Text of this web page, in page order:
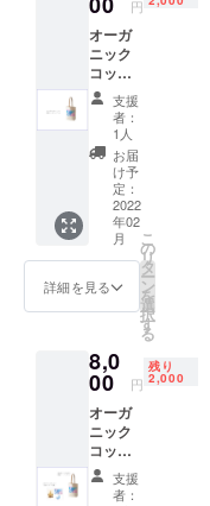
ら、「売れ
残り」の概
念は御座い
ません。そ
れ故に商品
の時間経過
による値下
げや廃棄は
致しませ
ん。
身に着ける
プサイクル
の流れの一
員となり、
消費者から
循環者へ。
私たちの創
せて頂
きま
す。 ）
円
オーガ
ニック
コット
ン 限定
トート
バッグ
今回の
プロ
ジェク
トの為
に作ら
れた限
定トー
トバッ
グ で
ニック
コット
ン100%
使用。
A4サイ
ズも
すっぽ
りと入
支援
者：
1人
お届
け予
定：
2022
年02
月
詳細を見る
こ
の
リ
タ
ー
ン
を
選
択
す
る
8,0
00 円
残り
2,000
オーガ
ニック
コット
ン 限定
トート
支援
者：